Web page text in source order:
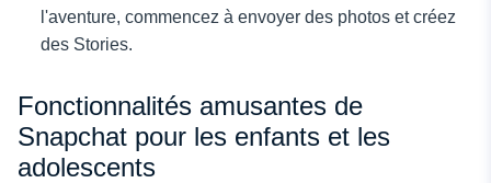
l'aventure, commencez à envoyer des photos et créez
des Stories.
Fonctionnalités amusantes de
Snapchat pour les enfants et les
adolescents